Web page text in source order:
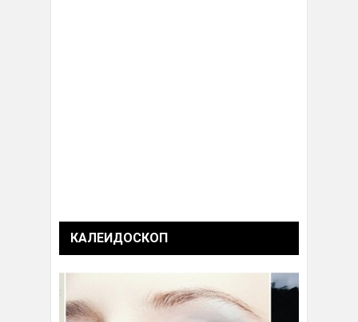
КАЛЕИДОСКОП